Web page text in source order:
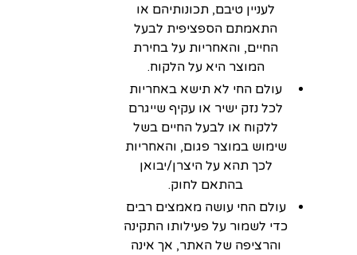
לעניין טיבם, תכונותיהם או
התאמתם הספציפית לבעל
החיים, והאחריות על בחירת
המוצר היא על הלקוח.
עולם החי לא תישא באחריות
לכל נזק ישיר או עקיף שייגרם
ללקוח או לבעל החיים בשל
שימוש במוצר פגום, והאחריות
לכך תהא על היצרן/יבואן
בהתאם לחוק.
עולם החי עושה מאמצים רבים
כדי לשמור על פעילותו התקינה
והרציפה של האתר, אך אינה